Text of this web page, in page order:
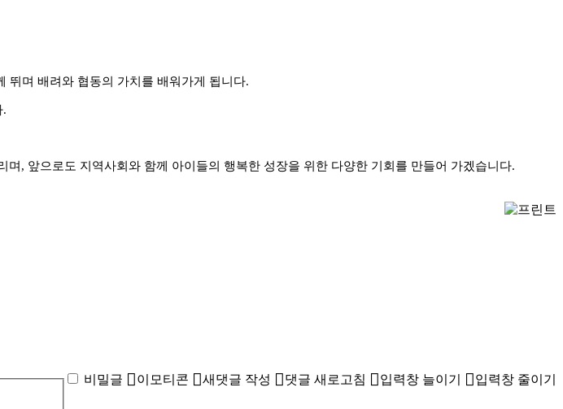
뛰며 배려와 협동의 가치를 배워가게 됩니다.
.
, 앞으로도 지역사회와 함께 아이들의 행복한 성장을 위한 다양한 기회를 만들어 가겠습니다.
비밀글
이모티콘 새댓글 작성 댓글 새로고침 입력창 늘이기 입력창 줄이기